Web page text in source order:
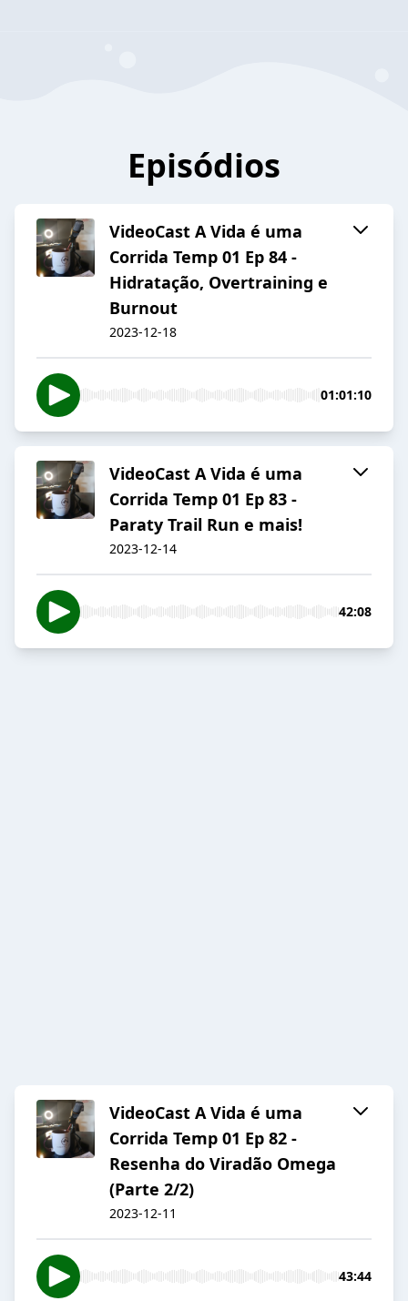
Episódios
VideoCast A Vida é uma
Corrida Temp 01 Ep 84 -
Hidratação, Overtraining e
Burnout
2023-12-18
01:01:10
VideoCast A Vida é uma
Corrida Temp 01 Ep 83 -
Paraty Trail Run e mais!
2023-12-14
42:08
VideoCast A Vida é uma
Corrida Temp 01 Ep 82 -
Resenha do Viradão Omega
(Parte 2/2)
2023-12-11
43:44